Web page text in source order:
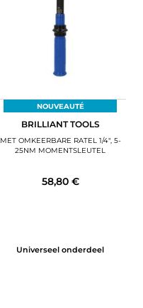
DEALS
NOUVEAUTÉ
BRILLIANT TOOLS
MET OMKEERBARE RATEL 1/4", 5-
25NM MOMENTSLEUTEL
58,80 €
Universeel onderdeel